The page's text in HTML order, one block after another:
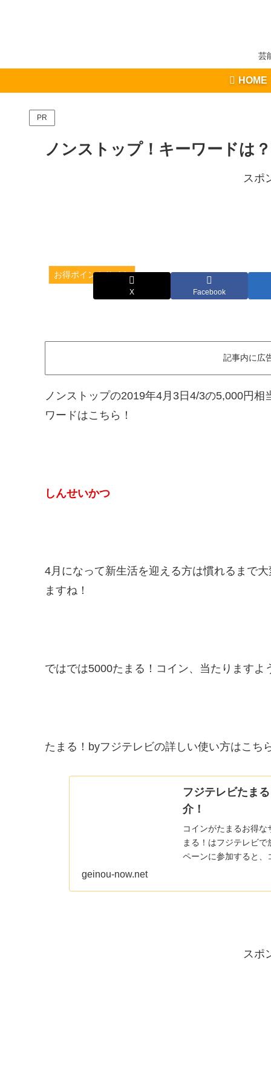
芸
HOME
PR
ノンストップ！キーワードは
スポ
お得ポイントサイト
X Facebook
記事内に広
ノンストップの2019年4月3日4/3の5,000円
ワードはこちら！
しんせいかつ
4月になって新生活を迎える方は慣れるまで
ますね！
ではでは5000たまる！コイン、当たりますよ
たまる！byフジテレビの詳しい使い方はこち
フジテレビたま
介！
コインがたまるお得
まる！はフジテレビ
ペーンに参加すると、
geinou-now.net
スポ